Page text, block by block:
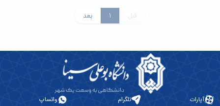
قبل 1 بعد
آپارات تلگرام واتساپ